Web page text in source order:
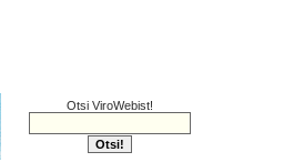
Otsi ViroWebist!